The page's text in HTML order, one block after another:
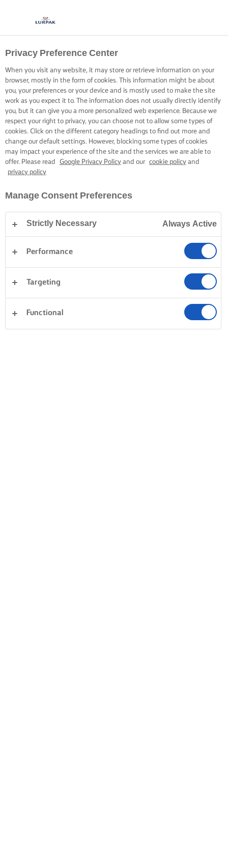
Privacy Preference Center
When you visit any website, it may store or retrieve information on your
browser, mostly in the form of cookies. This information might be about
you, your preferences or your device and is mostly used to make the site
work as you expect it to. The information does not usually directly identify
you, but it can give you a more personalized web experience. Because we
respect your right to privacy, you can choose not to allow some types of
cookies. Click on the different category headings to find out more and
change our default settings. However, blocking some types of cookies
may impact your experience of the site and the services we are able to
offer. Please read
Google Privacy Policy and our cookie policy and
privacy policy
Manage Consent Preferences
Strictly Necessary Always Active
Performance
Targeting
Functional